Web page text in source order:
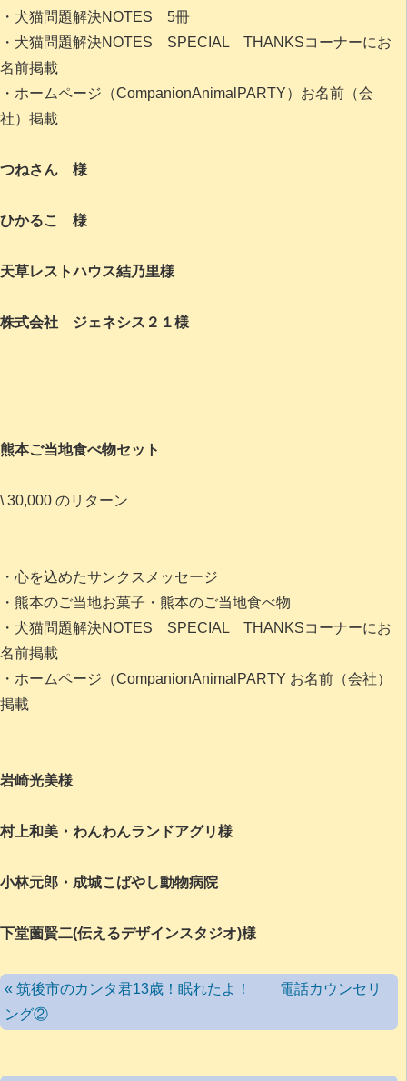
・犬猫問題解決NOTES 5冊
・犬猫問題解決NOTES SPECIAL THANKSコーナーにお
名前掲載
・ホームページ（CompanionAnimalPARTY）お名前（会
社）掲載
つねさん 様
ひかるこ 様
天草レストハウス結乃里様
株式会社 ジェネシス２１様
熊本ご当地食べ物セット
\ 30,000 のリターン
・心を込めたサンクスメッセージ
・熊本のご当地お菓子・熊本のご当地食べ物
・犬猫問題解決NOTES SPECIAL THANKSコーナーにお
名前掲載
・ホームページ（CompanionAnimalPARTY お名前（会社）
掲載
岩崎光美様
村上和美・わんわんランドアグリ様
小林元郎・成城こばやし動物病院
下堂薗賢二(伝えるデザインスタジオ)様
« 筑後市のカンタ君13歳！眠れたよ！ 電話カウンセリ
ング②